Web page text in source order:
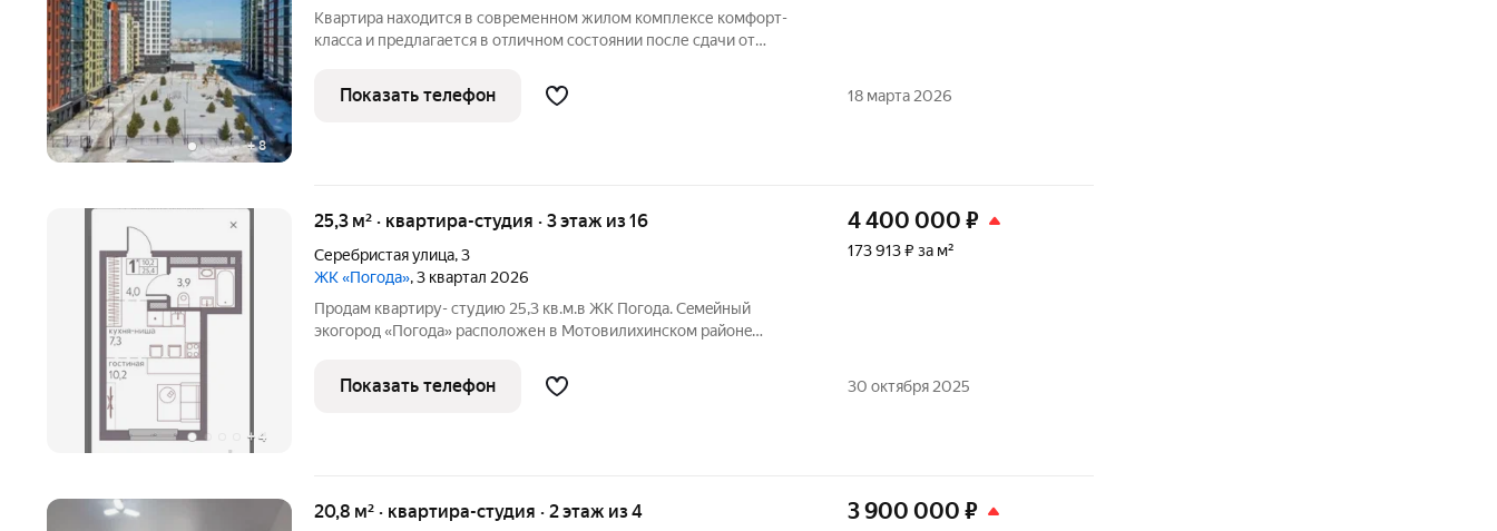
+8
Квартира находится в современном жилом комплексе комфорт-
класса и предлагается в отличном состоянии после сдачи от
сантехника, встроенная техника и мебель новые, что позволяет
заселиться сразу
Показать телефон 18 марта 2026
+ 4
25,3 м² · квартира-студия · 3 этаж из 16
Серебристая улица,3
ЖК «Погода», 3 квартал 2026
Продам квартиру- студию 25,3 кв.м.в ЖК Погода. Ceмeйный
экогoрод «Пoгода» раcполoжен в Mотовилихинском paйoнe
комплексного оcвoeния oт фeдеpальнoго заcтройщикa
«Девелопмeнт-Юг». «Город в
4 400 000 ₽
173 913 ₽ за м²
Показать телефон 30 октября 2025
20,8 м² · квартира-студия · 2 этаж из 4 3 900 000 ₽